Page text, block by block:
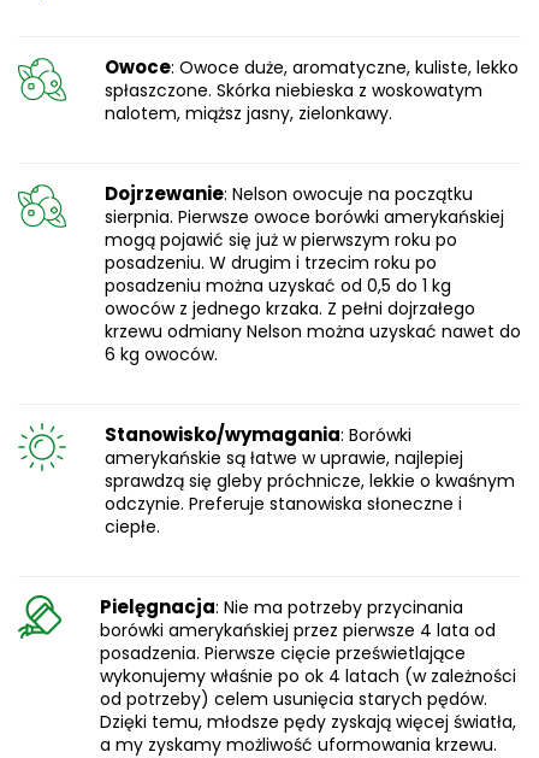
Owoce: Owoce duże, aromatyczne, kuliste, lekko
spłaszczone. Skórka niebieska z woskowatym
nalotem, miąższ jasny, zielonkawy.
Dojrzewanie: Nelson owocuje na początku
sierpnia. Pierwsze owoce borówki amerykańskiej
mogą pojawić się już w pierwszym roku po
posadzeniu. W drugim i trzecim roku po
posadzeniu można uzyskać od 0,5 do 1 kg
owoców z jednego krzaka. Z pełni dojrzałego
krzewu odmiany Nelson można uzyskać nawet do
6 kg owoców.
Stanowisko/wymagania: Borówki
amerykańskie są łatwe w uprawie, najlepiej
sprawdzą się gleby próchnicze, lekkie o kwaśnym
odczynie. Preferuje stanowiska słoneczne i
ciepłe.
Pielęgnacja: Nie ma potrzeby przycinania
borówki amerykańskiej przez pierwsze 4 lata od
posadzenia. Pierwsze cięcie prześwietlające
wykonujemy właśnie po ok 4 latach (w zależności
od potrzeby) celem usunięcia starych pędów.
Dzięki temu, młodsze pędy zyskają więcej światła,
a my zyskamy możliwość uformowania krzewu.